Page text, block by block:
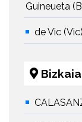
Guineueta
de Vic (Vic)
Bizkaia